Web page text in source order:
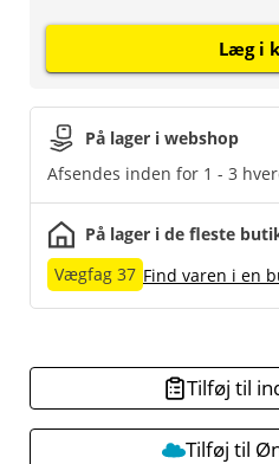
På lager i webshop
Afsendes inden for 1 - 3
På lager i de fleste
Vægfag 37 Find varen i en
Læg i
Tilføj til
Tilføj til